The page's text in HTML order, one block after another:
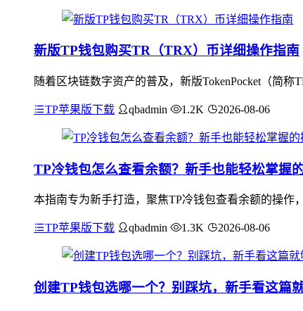
新版TP钱包购买TR（TRX）币详细操作指南
随着区块链数字资产的普及，新版TokenPocket（简
TP苹果版下载 qbadmin 1.2K 2026-08-06
TP冷钱包怎么查看余额？新手也能轻松掌握
本指南专为新手打造，聚焦TP冷钱包查看余额的操作
TP苹果版下载 qbadmin 1.3K 2026-08-06
创建TP钱包选哪一个？别踩坑，新手看这篇